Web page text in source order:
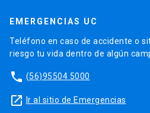
EMERGENCIAS UC
Teléfono en caso de accidente o
riesgo tu vida dentro de algún
phone (56)95504 5000
launch Ir al sitio de Emergencias